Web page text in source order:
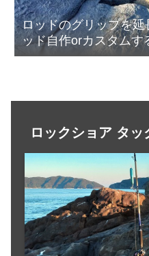
ロッドのグリップを
ッド自作orカスタムす
ロックショア タッ